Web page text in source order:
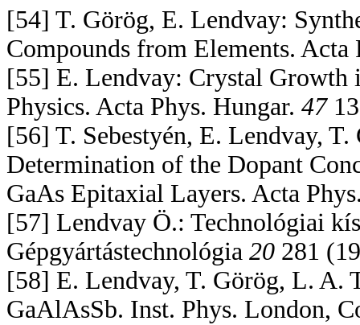
[54] T. Görög, E. Lendvay:
Compounds from Elements. Acta
[55] E. Lendvay: Crystal Growth
Physics. Acta Phys. Hungar. 47
[56] T. Sebestyén, E. Lendvay,
Determination of the Dopant
GaAs Epitaxial Layers. Acta
[57] Lendvay Ö.: Technológiai
Gépgyártástechnológia 20 281
[58] E. Lendvay, T. Görög, L. A.
GaAlAsSb. Inst. Phys. London,